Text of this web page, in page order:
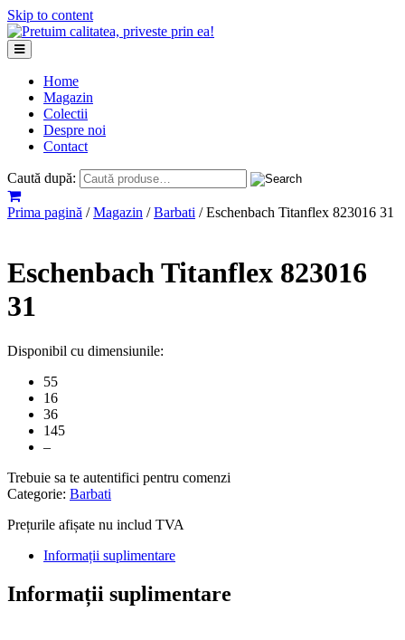
Skip to content
Home
Magazin
Colectii
Despre noi
Contact
Caută după:
Prima pagină /Magazin /Barbati / Eschenbach Titanflex 823016 31
Eschenbach Titanflex 823016
31
Disponibil cu dimensiunile:
55
16
36
145
–
Trebuie sa te autentifici pentru comenzi
Categorie: Barbati
Prețurile afișate nu includ TVA
Informații suplimentare
Informații suplimentare